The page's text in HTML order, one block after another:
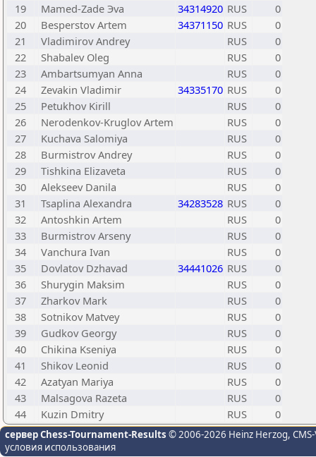
19
Mamed-Zade Эva 34314920 RUS
0
20
Besperstov Artem 34371150 RUS
0
21
Vladimirov Andrey RUS
0
22
Shabalev Oleg RUS
0
23
Ambartsumyan Anna RUS
0
24
Zevakin Vladimir 34335170 RUS
0
25
Petukhov Kirill RUS
0
26
Nerodenkov-Kruglov Artem RUS
0
27
Kuchava Salomiya RUS
0
28
Burmistrov Andrey RUS
0
29
Tishkina Elizaveta RUS
0
30
Alekseev Danila RUS
0
31
Tsaplina Alexandra 34283528 RUS
0
32
Antoshkin Artem RUS
0
33
Burmistrov Arseny RUS
0
34
Vanchura Ivan RUS
0
35
Dovlatov Dzhavad 34441026 RUS
0
36
Shurygin Maksim RUS
0
37
Zharkov Mark RUS
0
38
Sotnikov Matvey RUS
0
39
Gudkov Georgy RUS
0
40
Chikina Kseniya RUS
0
41
Shikov Leonid RUS
0
42
Azatyan Mariya RUS
0
43
Malsagova Razeta RUS
0
44
Kuzin Dmitry RUS 0
сервер Chess-Tournament-Results © 2006-2026 Heinz Herzog,
условия использования